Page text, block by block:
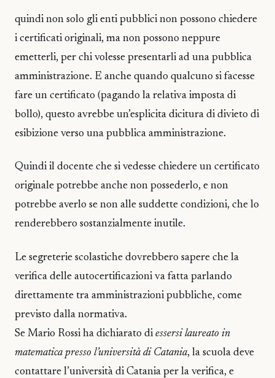
quindi non solo gli enti pubblici non possono chiedere
i certificati originali, ma non possono neppure
emetterli, per chi volesse presentarli ad una pubblica
amministrazione. E anche quando qualcuno si facesse
fare un certificato (pagando la relativa imposta di
bollo), questo avrebbe un’esplicita dicitura di divieto di
esibizione verso una pubblica amministrazione.
Quindi il docente che si vedesse chiedere un certificato
originale potrebbe anche non possederlo, e non
potrebbe averlo se non alle suddette condizioni, che lo
renderebbero sostanzialmente inutile.
Le segreterie scolastiche dovrebbero sapere che la
verifica delle autocertificazioni va fatta parlando
direttamente tra amministrazioni pubbliche, come
previsto dalla normativa.
Se Mario Rossi ha dichiarato di essersi laureato in
matematica presso l’università di Catania, la scuola deve
contattare l’università di Catania per la verifica, e